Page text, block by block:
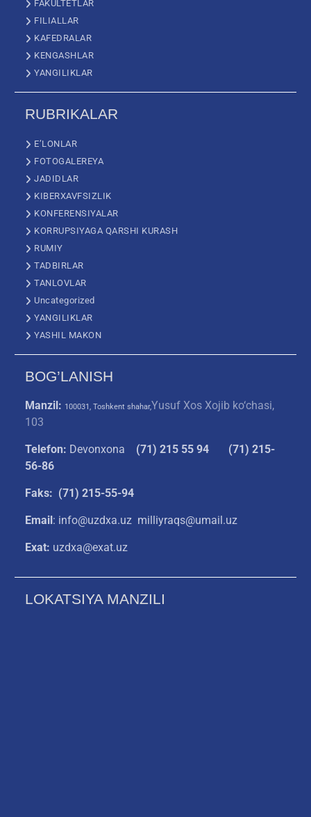
FAKULTETLAR
FILIALLAR
KAFEDRALAR
KENGASHLAR
YANGILIKLAR
RUBRIKALAR
E’LONLAR
FOTOGALEREYA
JADIDLAR
KIBERXAVFSIZLIK
KONFERENSIYALAR
KORRUPSIYAGA QARSHI KURASH
RUMIY
TADBIRLAR
TANLOVLAR
Uncategorized
YANGILIKLAR
YASHIL MAKON
BOG’LANISH
Manzil: 100031, Toshkent shahar,Yusuf Xos Xojib ko‘chasi,
103
Telefon: Devonxona (71) 215 55 94
(71) 215-
56-86
Faks: (71) 215-55-94
Email : info@uzdxa.uz milliyraqs@umail.uz
Exat: uzdxa@exat.uz
LOKATSIYA MANZILI